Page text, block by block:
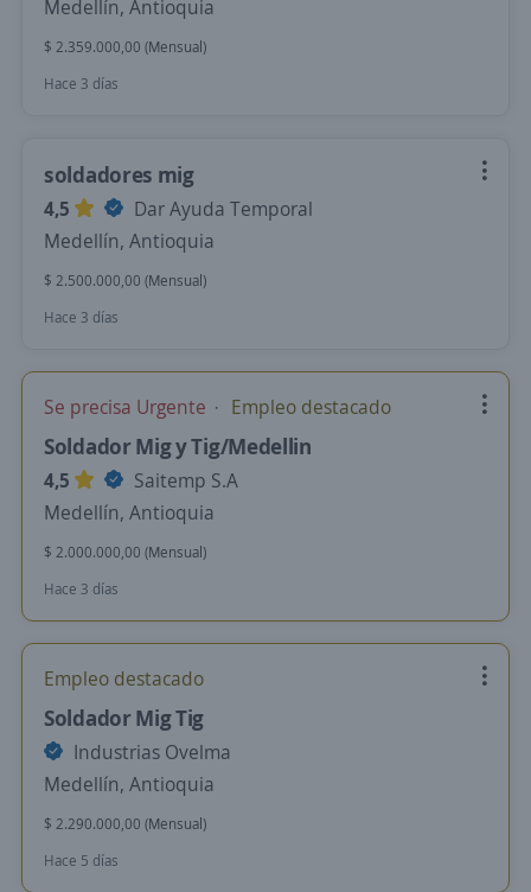
Medellín, Antioquia
$ 2.359.000,00 (Mensual)
Hace 3 días
soldadores mig
4,5
Dar Ayuda Temporal
Medellín, Antioquia
$ 2.500.000,00 (Mensual)
Hace 3 días
Se precisa Urgente Empleo destacado
Soldador Mig y Tig/Medellin
4,5
Saitemp S.A
Medellín, Antioquia
$ 2.000.000,00 (Mensual)
Hace 3 días
Empleo destacado
Soldador Mig Tig
Industrias Ovelma
Medellín, Antioquia
$ 2.290.000,00 (Mensual)
Hace 5 días